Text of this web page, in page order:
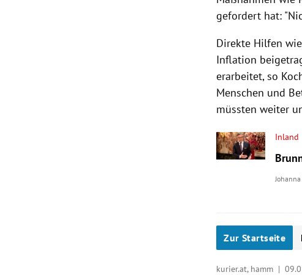
gefordert hat:
Direkte Hilfen
Inflation
erarbeitet, so
Menschen und
müssten weiter
Inland
Zur Startseite
kurier.at, hamm |